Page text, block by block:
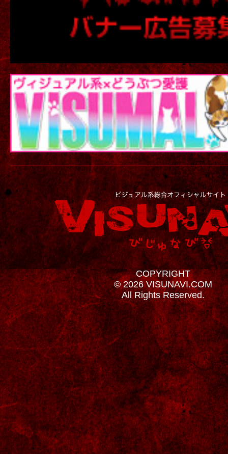
COPYRIGHT
© 2026 VISUNAVI.COM
All Rights Reserved.